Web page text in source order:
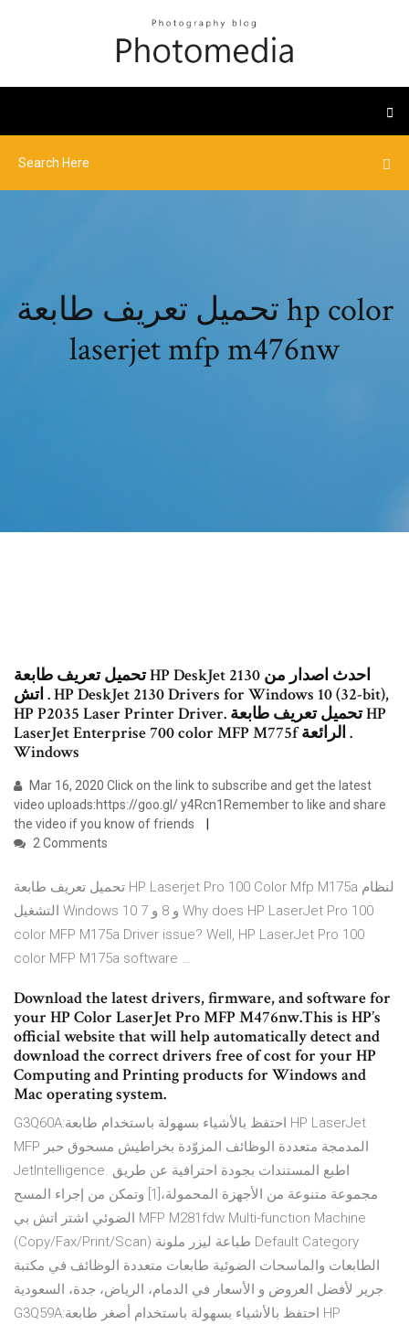
تحميل تعريف طابعة hp color
laserjet mfp m476nw
تحميل تعريف طابعة HP DeskJet 2130 احدث اصدار من
اتش . HP DeskJet 2130 Drivers for Windows 10 (32-bit),
HP P2035 Laser Printer Driver. تحميل تعريف طابعة HP
LaserJet Enterprise 700 color MFP M775f الرائعة .
Windows
Mar 16, 2020 Click on the link to subscribe and get the latest
video uploads:https://goo.gl/ y4Rcn1Remember to like and share
the video if you know of friends
2 Comments
تحميل تعريف طابعة HP Laserjet Pro 100 Color Mfp M175a لنظام
التشغيل Windows 10 و 8 و 7 Why does HP LaserJet Pro 100
color MFP M175a Driver issue? Well, HP LaserJet Pro 100
color MFP M175a software …
Download the latest drivers, firmware, and software for
your HP Color LaserJet Pro MFP M476nw.This is HP’s
official website that will help automatically detect and
download the correct drivers free of cost for your HP
Computing and Printing products for Windows and
Mac operating system.
G3Q60A:احتفظ بالأشياء بسهولة باستخدام طابعة HP LaserJet
MFP المدمجة متعددة الوظائف المزوّدة بخراطيش مسحوق حبر
JetIntelligence. اطبع المستندات بجودة احترافية عن طريق
مجموعة متنوعة من الأجهزة المحمولة،[1] وتمكن من إجراء المسح
الضوئي اشتر اتش بي MFP M281fdw Multi-function Machine
(Copy/Fax/Print/Scan) ‎طباعة ليزر ملونة‎ Default Category
الطابعات والماسحات الضوئية طابعات متعددة الوظائف في مكتبة
جرير لأفضل العروض و الأسعار في الدمام، الرياض، جدة، السعودية.
G3Q59A:احتفظ بالأشياء بسهولة باستخدام أصغر طابعة HP